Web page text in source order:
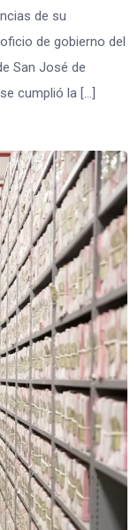
de su
de gobierno del
San José de
cumplió la […]